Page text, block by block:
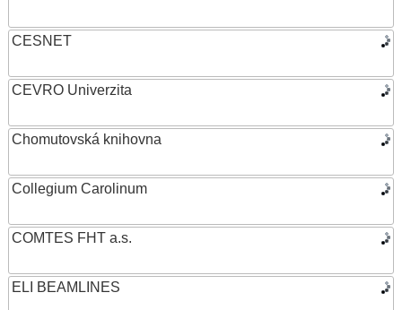
CESNET
CEVRO Univerzita
Chomutovská knihovna
Collegium Carolinum
COMTES FHT a.s.
ELI BEAMLINES